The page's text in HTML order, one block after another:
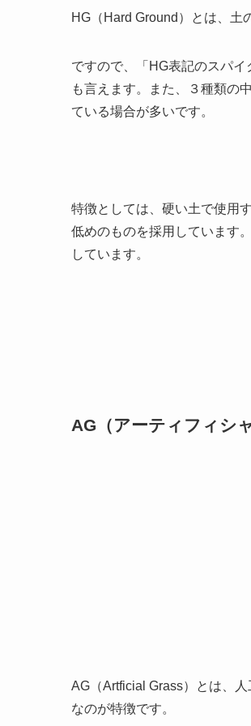
HG（Hard Ground）とは、土
ですので、 「HG表記のスパ
も言えます。また、３種類の
ている場合が多いです。
特徴としては、 硬い土で使用
低めのものを採用しています
しています。
AG（アーティフィシ
AG（Artficial Grass）とは、
なのが特徴です。